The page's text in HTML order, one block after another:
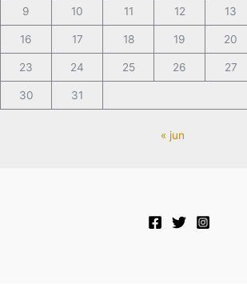
9 10 11 12 13
16 17 18 19 20
23 24 25 26 27
30 31
« jun